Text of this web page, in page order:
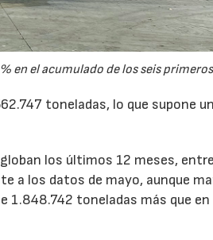
en el acumulado de los seis
toneladas, lo que supone
los últimos 12 meses,
a los datos de mayo, aunque
1.848.742 toneladas más que en